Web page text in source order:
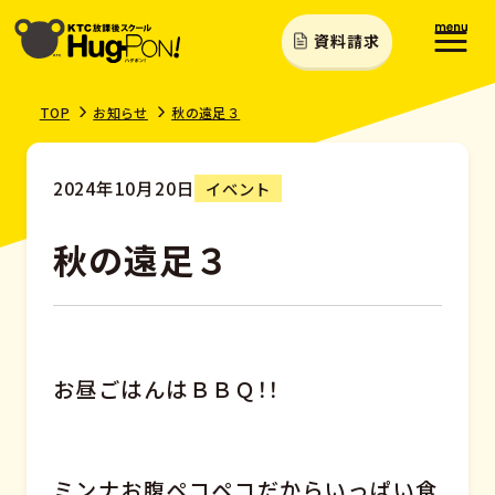
資料請求
TOP お知らせ 秋の遠足３
2024年10月20日 イベント
秋の遠足３
お昼ごはんはＢＢＱ！！